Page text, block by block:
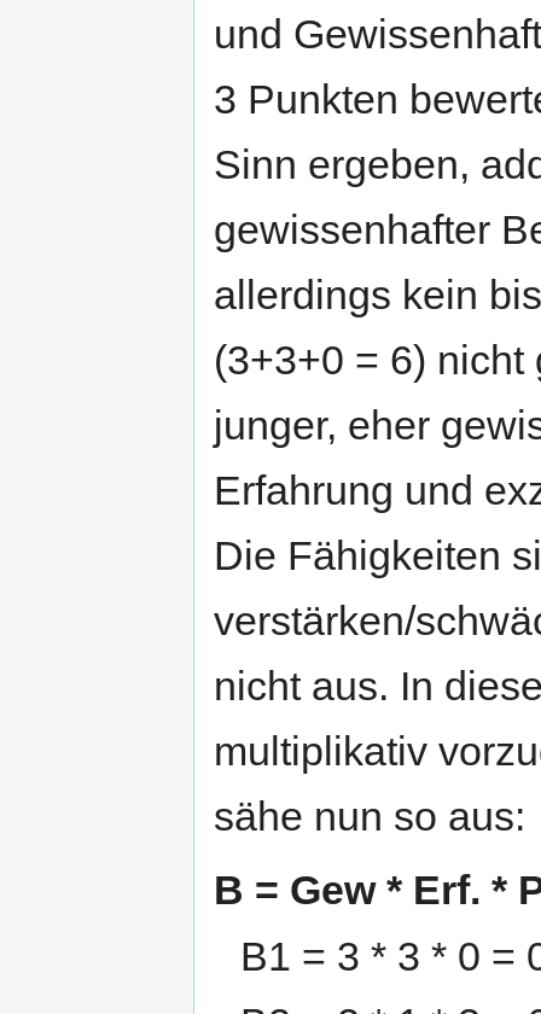
und
3 Punkten
Sinn ergeben,
gewissenhafter
allerdings kein
(3+3+0 = 6)
junger, eher
Erfahrung und
Die Fähigkeiten
verstärken/
nicht aus. In
multiplikativ
sähe nun so aus:
B = Gew * Erf. *
B1 = 3 * 3 * 0 =